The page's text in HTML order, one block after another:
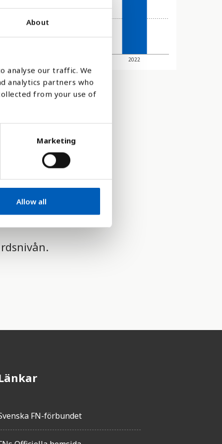
About
analyse our traffic. We
analytics partners who
from your use of
Marketing
Allow all
2022
FN-förbundet